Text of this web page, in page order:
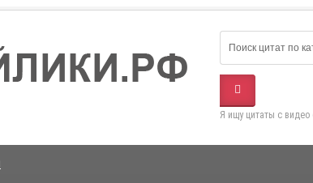
Я ищу цитаты с видео